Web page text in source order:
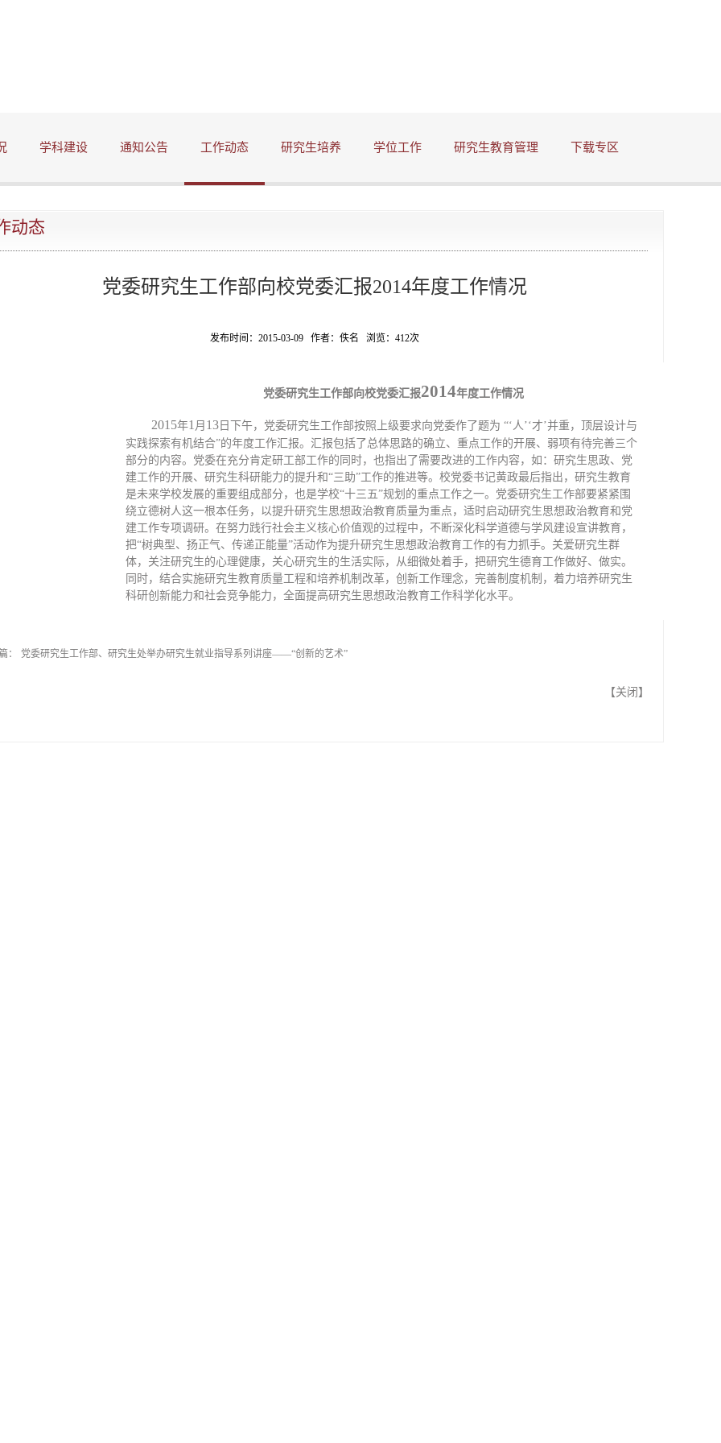
学科建设 通知公告 工作动态 研究生培养 学位工作 研究生教育管理 下载专区
动态
党委研究生工作部向校党委汇报2014年度工作情况
发布时间：2015-03-09 作者：佚名 浏览： 412次
党委研究生工作部向校党委汇报2014年度工作情况
2015年1 月 13 日 下午，党委研究生工作部按照上级要求向党委作了题为 “‘人’‘才’并重，顶层设计与
实践探索有机结合”的年度工作汇报。汇报包括了总体思路的确立、重点工作的开展、弱项有待完善三个
部分的内容。党委在充分肯定研工部工作的同时，也指出了需要改进的工作内容，如：研究生思政、党
建工作的开展、研究生科研能力的提升和“三助”工作的推进等。校党委书记黄政最后指出，研究生教育
是未来学校发展的重要组成部分，也是学校“十三五”规划的重点工作之一。党委研究生工作部要紧紧围
绕立德树人这一根本任务，以提升研究生思想政治教育质量为重点，适时启动研究生思想政治教育和党
建工作专项调研。在努力践行社会主义核心价值观的过程中，不断深化科学道德与学风建设宣讲教育，
把“树典型、扬正气、传递正能量”活动作为提升研究生思想政治教育工作的有力抓手。关爱研究生群
体，关注研究生的心理健康，关心研究生的生活实际，从细微处着手，把研究生德育工作做好、做实。
同时，结合实施研究生教育质量工程和培养机制改革，创新工作理念，完善制度机制，着力培养研究生
科研创新能力和社会竞争能力，全面提高研究生思想政治教育工作科学化水平。
： 党委研究生工作部、研究生处举办研究生就业指导系列讲座——“创新的艺术”
【关闭 】